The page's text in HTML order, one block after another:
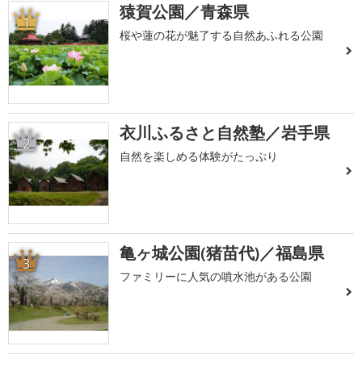
1 猿賀公園／青森県
桜や蓮の花が魅了する自然あふれる公園
2 衣川ふるさと自然塾／岩手県
自然を楽しめる体験がたっぷり
3 亀ヶ城公園(猪苗代)／福島県
ファミリーに人気の噴水池がある公園